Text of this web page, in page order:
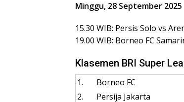
Minggu, 28 September 2025
15.30 WIB: Persis Solo vs
19.00 WIB: Borneo FC
Klasemen BRI Super
1. Borneo FC
2.
Persija Jakarta